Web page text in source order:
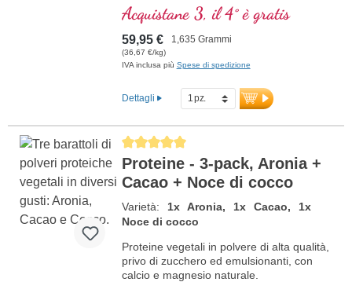
Acquistane 3, il 4° è gratis
59,95 € 1,635 Grammi
(36,67 €/kg)
IVA inclusa più Spese di spedizione
Dettagli
Average rating of 5 out of 5 stars
Proteine - 3-pack, Aronia +
Cacao + Noce di cocco
Varietà: 1x Aronia, 1x Cacao, 1x
Noce di cocco
Proteine vegetali in polvere di alta qualità,
privo di zucchero ed emulsionanti, con
calcio e magnesio naturale.